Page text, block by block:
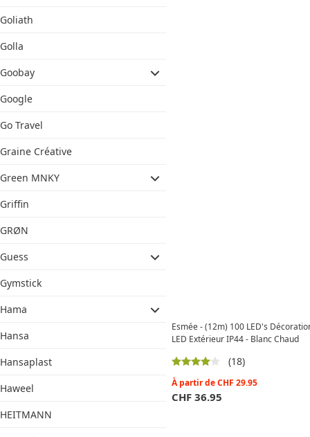
Goliath
Golla
Goobay
Google
Go Travel
Graine Créative
Green MNKY
Griffin
GRØN
Guess
Gymstick
Hama
Hansa
Hansaplast
Haweel
HEITMANN
Esmée - (12m) 100 LED's
LED Extérieur IP44 - Blanc Chaud
(18)
À partir deCHF 29.95
CHF 36.95